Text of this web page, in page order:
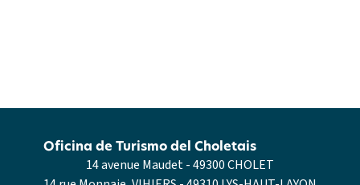
14 avenue Maudet - 49300 CHOLET
Oficina de Turismo del Choletais